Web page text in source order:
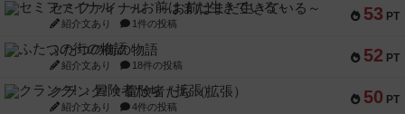
53 PT
セミファイナル ～お前はまだ生きている～
紹介文あり 1件の投稿
52 PT
ふたつの街の物語
紹介文あり 18件の投稿
50 PT
クランク! ：冒険者たち（拡張）
紹介文あり 4件の投稿